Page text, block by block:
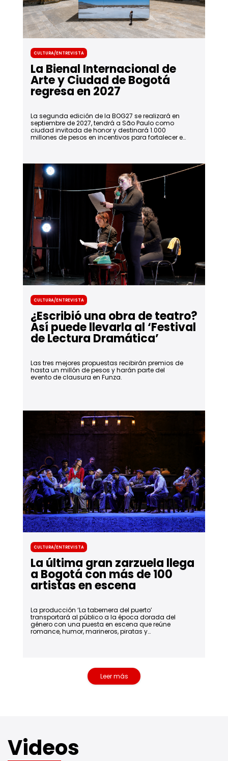
Cultura/Entrevista
La Bienal Internacional de
Arte y Ciudad de Bogotá
regresa en 2027
La segunda edición de la BOG27 se realizará en
septiembre de 2027, tendrá a São Paulo como
ciudad invitada de honor y destinará 1.000
millones de pesos en incentivos para fortalecer el
Cultura/Entrevista
¿Escribió una obra de teatro?
Así puede llevarla al ‘Festival
de Lectura Dramática’
Las tres mejores propuestas recibirán premios de
hasta un millón de pesos y harán parte del
evento de clausura en Funza.
Cultura/Entrevista
La última gran zarzuela llega
a Bogotá con más de 100
artistas en escena
La producción ‘La tabernera del puerto’
transportará al público a la época dorada del
género con una puesta en escena que reúne
romance, humor, marineros, piratas y
Leer más noticias de cultura
Videos